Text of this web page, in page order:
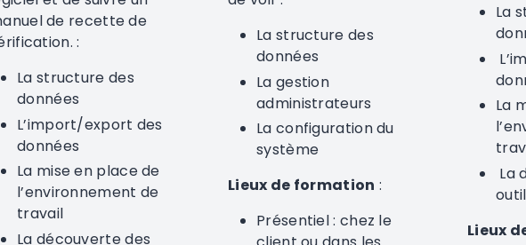
de recette de
:
La structure des
données
L’import/export des
données
La mise en place de
l’environnement de
travail
La découverte des
La structure des
données
La gestion
administrateurs
La configuration du
système
Lieux de formation :
Présentiel : chez le
La
La
La
Lieux